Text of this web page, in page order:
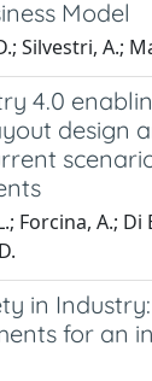
Model
Silvestri, A.;
4.0
design
Forcina, A.; Di
in
for an